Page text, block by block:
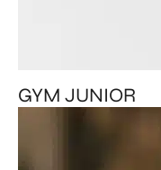
GYM JUNIOR